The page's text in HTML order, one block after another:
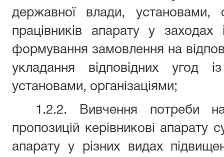
державної влади, установами,
працівників апарату у заходах
формування замовлення на
укладання відповідних угод
установами, організаціями;
1.2.2. Вивчення потреби
пропозицій керівникові апарату
апарату у різних видах